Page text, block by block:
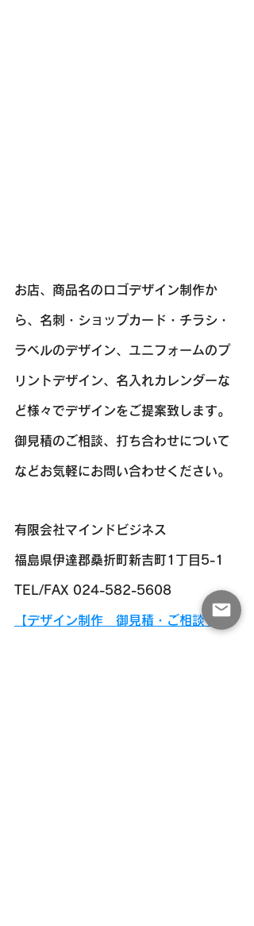
お店、商品名のロゴデザイン制作か
ら、名刺・ショップカード・チラシ・
ラベルのデザイン、ユニフォームのプ
リントデザイン、名入れカレンダーな
ど様々でデザインをご提案致します。
​​御見積のご相談、打ち合わせについて
などお気軽にお問い合わせください。
有限会社マインドビジネス
福島県伊達郡桑折町新吉町1丁目5-1
TEL/FAX 024-582-5608
【デザイン制作　御見積・ご相談フォ